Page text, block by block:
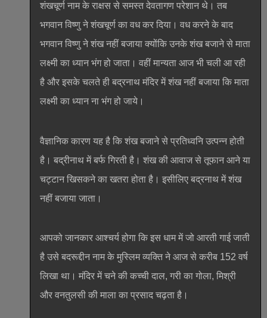
शंखचूर्ण नाम के राक्षस से समस्त देवतागण परेशान थे। तब
भगवान विष्णु ने शंखचूर्ण का वध कर दिया। वध करने के बाद
भगवान विष्णु ने शंख नहीं बजाया क्योंकि उनके शंख बजाने से माता
लक्ष्मी का ध्यान भंग हो जाता। वहीं मान्यता आज भी चली आ रही
है और इसके चलते ही बद्रनाथ मंदिर में शंख नहीं बजाया कि माता
लक्ष्मी का ध्यान ना भंग हो जाये।
वैज्ञानिक कारण यह है कि शंख बजाने से प्रतिध्वनि उत्पन्न होती
है। बद्रीनाथ में बर्फ गिरती है। शंख की आवाज से तूफान आने या
चट्टान खिसकने का खतरा होता है। इसीलिए बद्रनाथ में शंख
नहीं बजाया जाता।
आपको जानकार आश्चर्य होगा कि इस धाम में जो आरती गाई जाती
है उसे बदरूद्दीन नाम के मुस्लिम व्यक्ति ने आज से करीब 152 वर्ष
लिखा था। मंदिर में चने की कच्ची दाल, गरी का गोला, मिश्री
और वनतुलसी की माला का प्रसाद चढ़ता है।